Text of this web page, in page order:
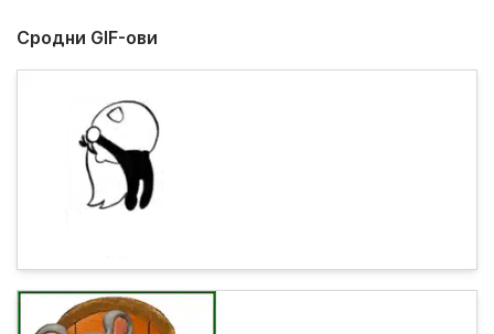
Сродни GIF-ови